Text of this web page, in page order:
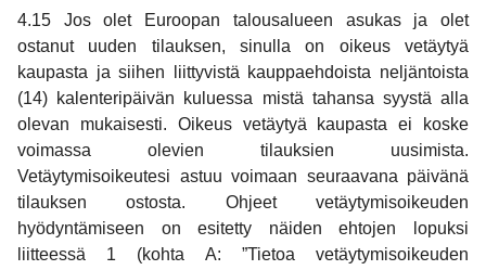
4.15 Jos olet Euroopan talousalueen asukas ja olet
ostanut uuden tilauksen, sinulla on oikeus vetäytyä
kaupasta ja siihen liittyvistä kauppaehdoista neljäntoista
(14) kalenteripäivän kuluessa mistä tahansa syystä alla
olevan mukaisesti. Oikeus vetäytyä kaupasta ei koske
voimassa olevien tilauksien uusimista.
Vetäytymisoikeutesi astuu voimaan seuraavana päivänä
tilauksen ostosta. Ohjeet vetäytymisoikeuden
hyödyntämiseen on esitetty näiden ehtojen lopuksi
liitteessä 1 (kohta A: ”Tietoa vetäytymisoikeuden